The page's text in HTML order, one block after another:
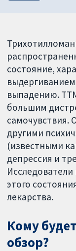
состояние,
выпадению.
большим
самочувствия.
другими
(известными
депрессия и
этого
лекарства.
Кому
обзор?